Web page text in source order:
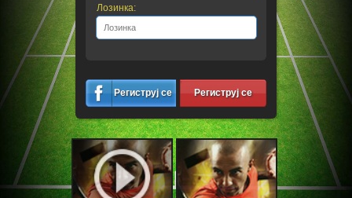
Лозинка:
Региструј се Региструј се